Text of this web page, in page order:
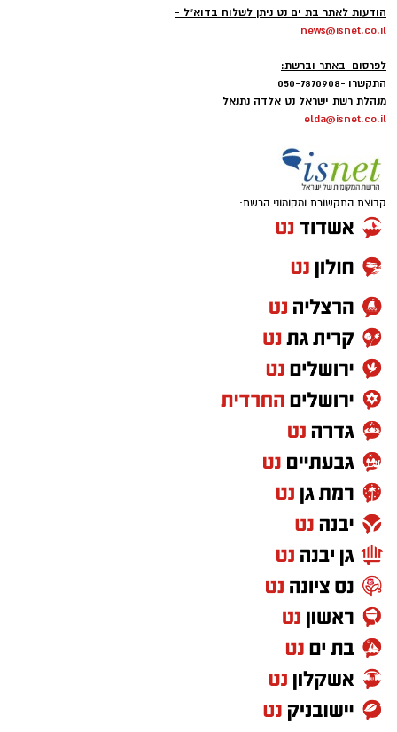
רשת הקאנטרי
על רקע התקופה המאתגרת והחשש של רבים
להתחייב למסגרות ארוכות טווח
הרשת המובילה בישראל למרכזי ספורט, נופש
בלקוחות –ללא התחייבות וללא דמי ביטול
רשת הקאנטרי
הודעות לאתר בת ים נט ניתן לשלוח בדוא"ל -
news@isnet.co.il
לפרסום באתר וברשת:
התקשרו -050-7870908
מנהלת רשת ישראל נט אלדה נתנאל
elda@isnet.co.il
קבוצת התקשורת ומקומוני הרשת: